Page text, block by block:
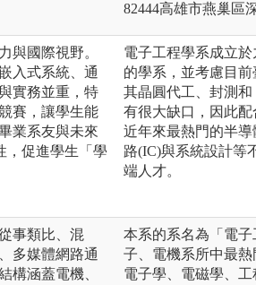
82444高雄市燕巢區
與國際視野。
入式系統、通
實務並重，特
賽，讓學生能
業系友與未來
，促進學生「學
電子工程學系成立
的學系，並考慮目
其晶圓代工、封測
有很大缺口，因此
近年來最熱門的半
路(IC)與系統設計等
端人才。
事類比、混
多媒體網路通
構涵蓋電機、
本系的系名為「電
子、電機系所中最熱
電子學、電磁學、